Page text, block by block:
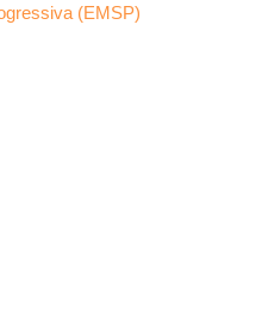
(EMSP)